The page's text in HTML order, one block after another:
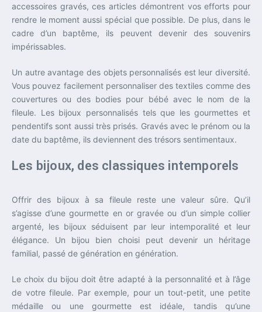
accessoires gravés, ces articles démontrent vos efforts pour
rendre le moment aussi spécial que possible. De plus, dans le
cadre d’un baptême, ils peuvent devenir des souvenirs
impérissables.
Un autre avantage des objets personnalisés est leur diversité.
Vous pouvez facilement personnaliser des textiles comme des
couvertures ou des bodies pour bébé avec le nom de la
fileule. Les bijoux personnalisés tels que les gourmettes et
pendentifs sont aussi très prisés. Gravés avec le prénom ou la
date du baptême, ils deviennent des trésors sentimentaux.
Les bijoux, des classiques intemporels
Offrir des bijoux à sa fileule reste une valeur sûre. Qu’il
s’agisse d’une gourmette en or gravée ou d’un simple collier
argenté, les bijoux séduisent par leur intemporalité et leur
élégance. Un bijou bien choisi peut devenir un héritage
familial, passé de génération en génération.
Le choix du bijou doit être adapté à la personnalité et à l’âge
de votre fileule. Par exemple, pour un tout-petit, une petite
médaille ou une gourmette est idéale, tandis qu’une